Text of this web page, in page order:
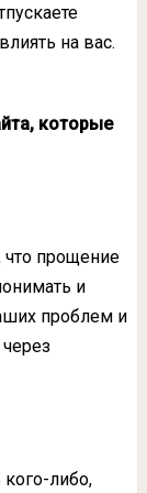
на вас.
которые
что прощение
и
проблем и
либо,